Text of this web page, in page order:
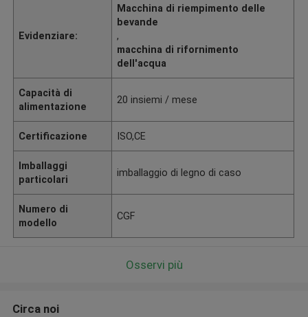
Evidenziare:
Macchina di riempimento delle
bevande
,
macchina di rifornimento
dell'acqua
Capacità di
alimentazione
20 insiemi / mese
Certificazione ISO,CE
Imballaggi
particolari
imballaggio di legno di caso
Numero di
modello
CGF
Osservi più
Circa noi